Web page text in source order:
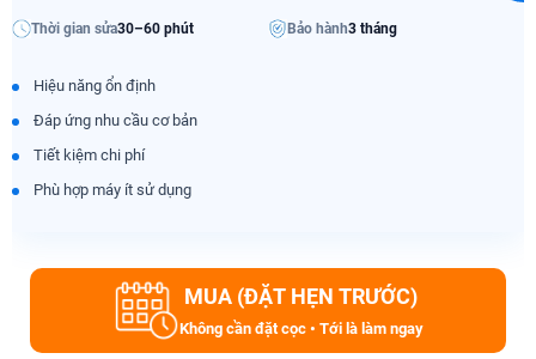
Thời gian sửa30–60 phút Bảo hành3 tháng
Hiệu năng ổn định
Đáp ứng nhu cầu cơ bản
Tiết kiệm chi phí
Phù hợp máy ít sử dụng
MUA (ĐẶT HẸN TRƯỚC)
Không cần đặt cọc • Tới là làm ngay